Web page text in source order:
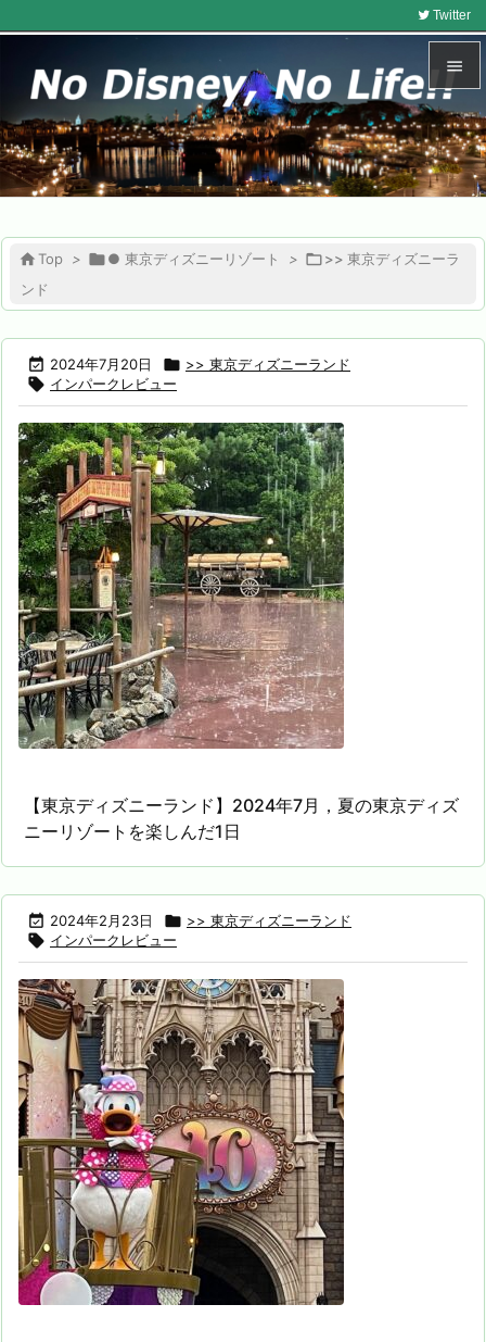


メニュ

サイド

Twitter
Top > ● 東京ディズニーリゾート > >> 東京ディズニーラ
ンド
 2024年7月20日  >> 東京ディズニーランド
 インパークレビュー
【東京ディズニーランド】2024年7月，夏の東京ディズ
ニーリゾートを楽しんだ1日
 2024年2月23日  >> 東京ディズニーランド
 インパークレビュー